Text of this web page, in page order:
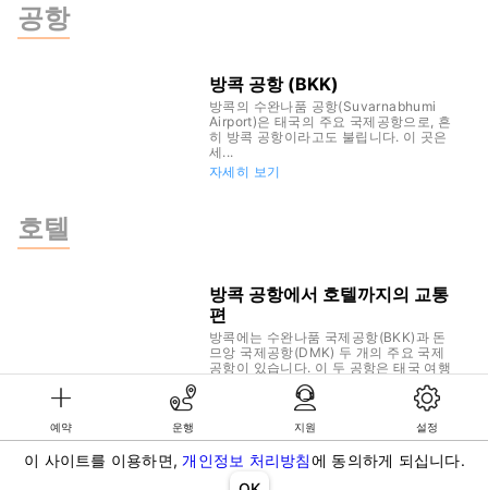
예약 운행 지원 설정
이 사이트를 이용하면, 개인정보 처리방침에 동의하게 되십니다.
공항
방콕 공항 (BKK)
방콕의 수완나품 공항(Suvarnabhumi
Airport)은 태국의 주요 국제공항으로, 흔
히 방콕 공항이라고도 불립니다. 이 곳은
세...
자세히 보기
호텔
방콕 공항에서 호텔까지의 교통
편
방콕에는 수완나품 국제공항(BKK)과 돈
므앙 국제공항(DMK) 두 개의 주요 국제
공항이 있습니다. 이 두 공항은 태국 여행
의 관문 역할을...
©KG GLOBAL LIMITED. GetTransfer® is trademark of KG GLOBAL LIMITED.
All rights reserved.